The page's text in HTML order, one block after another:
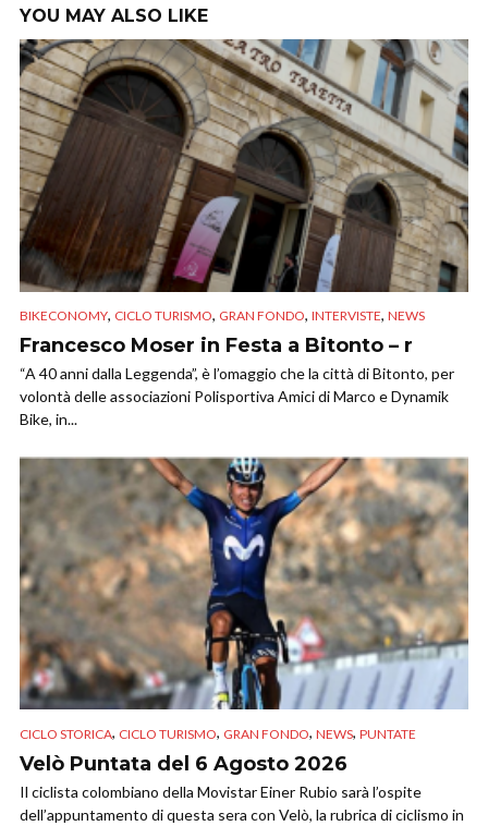
YOU MAY ALSO LIKE
BIKECONOMY, CICLO TURISMO, GRAN FONDO, INTERVISTE, NEWS
Francesco Moser in Festa a Bitonto – r
“A 40 anni dalla Leggenda”, è l’omaggio che la città di Bitonto, per
volontà delle associazioni Polisportiva Amici di Marco e Dynamik
Bike, in...
CICLO STORICA, CICLO TURISMO, GRAN FONDO, NEWS, PUNTATE
Velò Puntata del 6 Agosto 2026
Il ciclista colombiano della Movistar Einer Rubio sarà l’ospite
dell’appuntamento di questa sera con Velò, la rubrica di ciclismo in